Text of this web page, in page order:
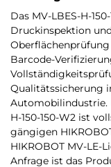
Das MV-LBES-H-
Druckinspektion
Barcode-
Qualitätssicherung
Automobilindustrie.
H-150-150-W2 ist
gängigen
HIKROBOT MV-
Anfrage ist das